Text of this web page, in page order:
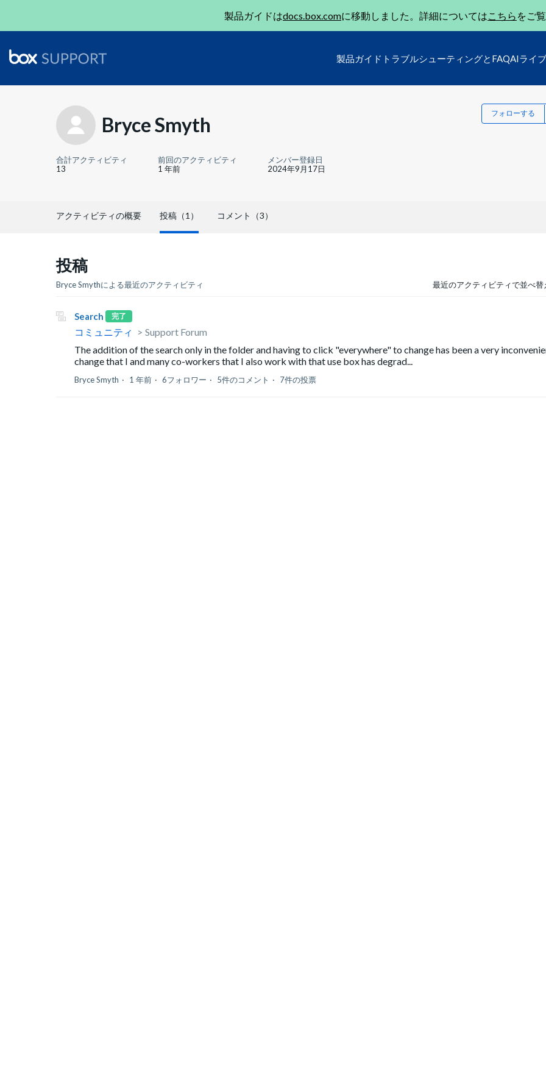
製品ガイドはdocs.box.comに移動しました。詳細についてはこちら をご
製品ガイド トラブルシューティングとFAQAIライ
Bryce Smyth フォローする
合計アクティビティ
13
前回のアクティビティ
1 年前
メンバー登録日
2024年9月17日
アクティビティの概要 投稿（1） コメント（3）
投稿
Bryce Smythによる最近のアクティビティ 最近のアクティビティで並べ
Search 完了
コミュニティ
Support Forum
The addition of the search only in the folder and having to click "everywhere" to change has been a very
change that I and many co-workers that I also work with that use box has degrad...
Bryce Smyth 1 年前 6フォロワー 5件のコメント 7件の投票